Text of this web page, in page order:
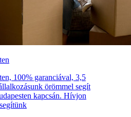
100% garanciával, 3,5
örömmel segít
kapcsán. Hívjon